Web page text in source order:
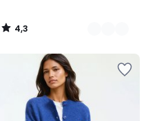
4,3
/